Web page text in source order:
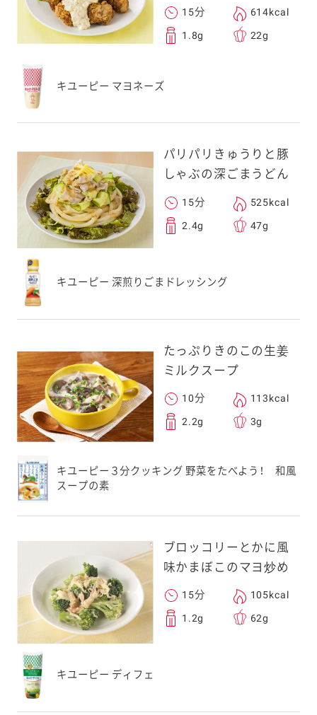
15分 614kcal
1.8g 22g
キユーピー マヨネーズ
パリパリきゅうりと豚
しゃぶの深ごまうどん
15分 525kcal
2.4g 47g
キユーピー 深煎りごまドレッシング
たっぷりきのこの生姜
ミルクスープ
10分 113kcal
2.2g 3g
キユーピー３分クッキング 野菜をたべよう！ 和風
スープの素
ブロッコリーとかに風
味かまぼこのマヨ炒め
15分 105kcal
1.2g 62g
キユーピー ディフェ